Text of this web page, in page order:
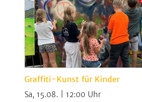
Graffiti-Kunst für Kinder
Sa, 15.08. | 12:00